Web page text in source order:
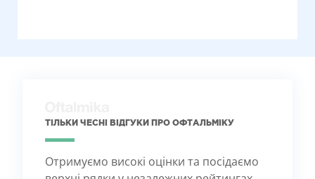
ТІЛЬКИ ЧЕСНІ ВІДГУКИ ПРО ОФТАЛЬМІКУ
Отримуємо високі оцінки та посідаємо